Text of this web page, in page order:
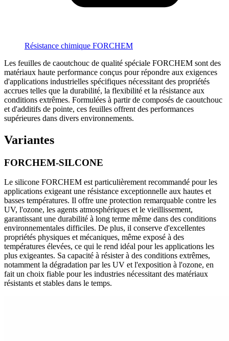
Résistance chimique FORCHEM
Les feuilles de caoutchouc de qualité spéciale FORCHEM sont des
matériaux haute performance conçus pour répondre aux exigences
d'applications industrielles spécifiques nécessitant des propriétés
accrues telles que la durabilité, la flexibilité et la résistance aux
conditions extrêmes. Formulées à partir de composés de caoutchouc
et d'additifs de pointe, ces feuilles offrent des performances
supérieures dans divers environnements.
Variantes
FORCHEM-SILCONE
Le silicone FORCHEM est particulièrement recommandé pour les
applications exigeant une résistance exceptionnelle aux hautes et
basses températures. Il offre une protection remarquable contre les
UV, l'ozone, les agents atmosphériques et le vieillissement,
garantissant une durabilité à long terme même dans des conditions
environnementales difficiles. De plus, il conserve d'excellentes
propriétés physiques et mécaniques, même exposé à des
températures élevées, ce qui le rend idéal pour les applications les
plus exigeantes. Sa capacité à résister à des conditions extrêmes,
notamment la dégradation par les UV et l'exposition à l'ozone, en
fait un choix fiable pour les industries nécessitant des matériaux
résistants et stables dans le temps.